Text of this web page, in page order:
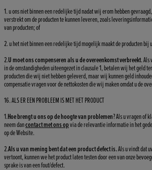
1. u ons niet binnen een redelijke tijd nadat wij erom hebben
verstrekt om de producten te kunnen leveren, zoals
van producten; of
2. u het niet binnen een redelijke tijd mogelijk maakt de producten bij
2.U moet ons compenseren als u de overeenkomst verbreekt. Als
in de omstandigheden uiteengezet in clausule 1, betalen wij het geld
producten die wij niet hebben geleverd, maar wij kunnen geld
compensatie vragen voor de nettokosten die wij maken omdat u de
16. ALS ER EEN PROBLEEM IS MET HET PRODUCT
1.Hoe brengt u ons op de hoogte van problemen? Als u vragen of
neem dancontact met ons opvia de relevantie informatie in het
op de Website.
2.Als u van mening bent dat een product defect is.Als u vindt dat
vertoont, kunnen we het product laten testen door een van onze
sprake is van een fout/defect.